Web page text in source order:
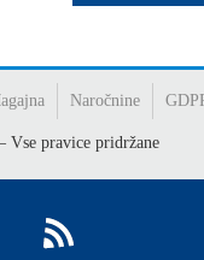
Naročnine
pravice pridržane